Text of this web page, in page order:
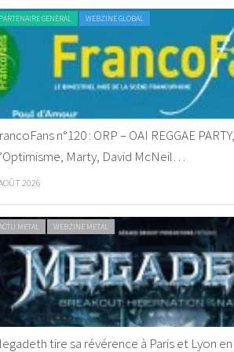
GENERAL WEBZINE GLOBAL
n°120 : ORP – OAI REGGAE
Marty, David McNeil…
2026
METAL WEBZINE METAL
tire sa révérence à Paris et Lyon en